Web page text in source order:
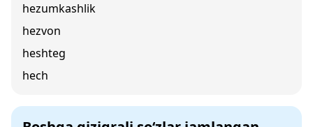
hezumkashlik
hezvon
heshteg
hech